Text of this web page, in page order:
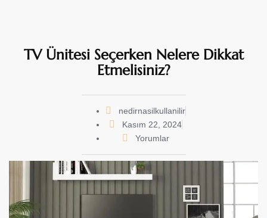
TV Ünitesi Seçerken Nelere Dikkat
Etmelisiniz?
nedirnasilkullanilir
Kasım 22, 2024
Yorumlar